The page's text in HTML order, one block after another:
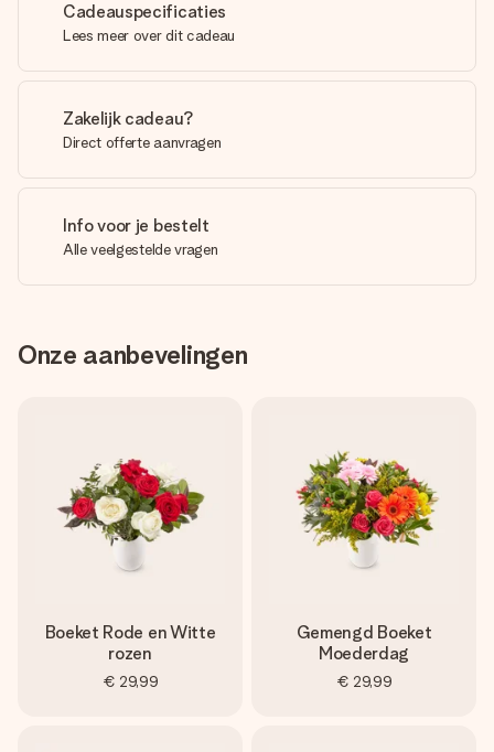
Cadeauspecificaties
Lees meer over dit cadeau
Zakelijk cadeau?
Direct offerte aanvragen
Info voor je bestelt
Alle veelgestelde vragen
Onze aanbevelingen
Boeket Rode en Witte
rozen
€ 29,99
Gemengd Boeket
Moederdag
€ 29,99